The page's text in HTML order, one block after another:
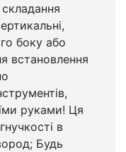
боку або
встановлення
руками! Ця
в
Будь